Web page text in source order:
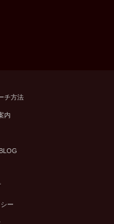
チ方法
内
ー